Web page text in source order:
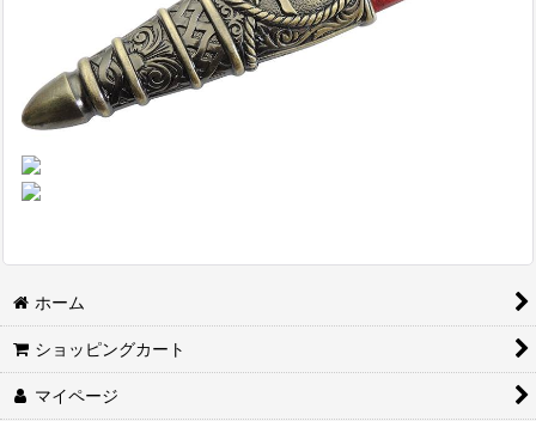
ホーム
ショッピングカート
マイページ